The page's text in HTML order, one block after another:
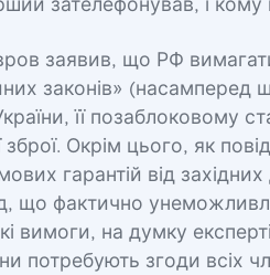
зателефонував, і кому
заявив, що РФ
законів»
її позаблоковому
Окрім цього, як
гарантій від
що фактично
вимоги, на думку
потребують згоди всіх